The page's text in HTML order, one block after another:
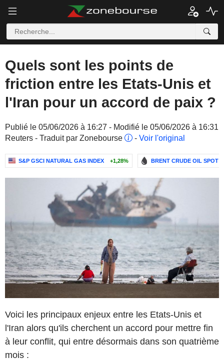
Quels sont les points de
friction entre les Etats-Unis et
l'Iran pour un accord de paix ?
Publié le 05/06/2026 à 16:27 - Modifié le 05/06/2026 à 16:31
Reuters - Traduit par Zonebourse
- Voir l'original
S&P GSCI NATURAL GAS INDEX +1,28% BRENT CRUDE OIL SPOT
Voici les principaux enjeux entre les Etats-Unis et
l'Iran alors qu'ils cherchent un accord pour mettre fin
à leur conflit, qui entre désormais dans son quatrième
mois :